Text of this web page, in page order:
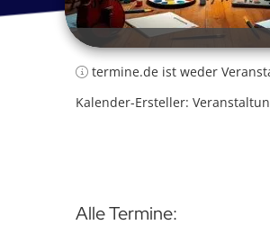
termine.de ist weder
Kalender-Ersteller:
Alle Termine: